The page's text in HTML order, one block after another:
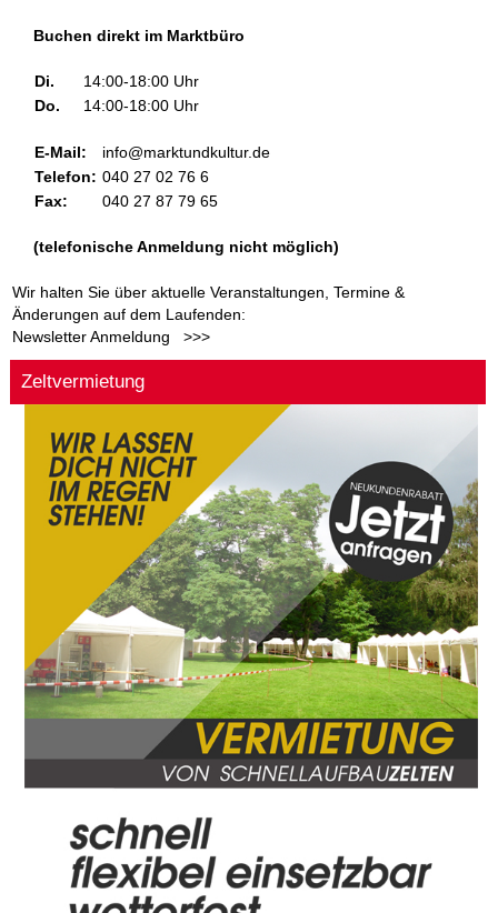
Buchen direkt im Marktbüro
Di.
14:00-18:00 Uhr
Do.
14:00-18:00 Uhr
E-Mail:
info@marktundkultur.de
Telefon: 040 27 02 76 6
Fax:
040 27 87 79 65
(telefonische Anmeldung nicht möglich)
Wir halten Sie über aktuelle Veranstaltungen, Termine &
Änderungen auf dem Laufenden:
Newsletter Anmeldung >>>
Zeltvermietung